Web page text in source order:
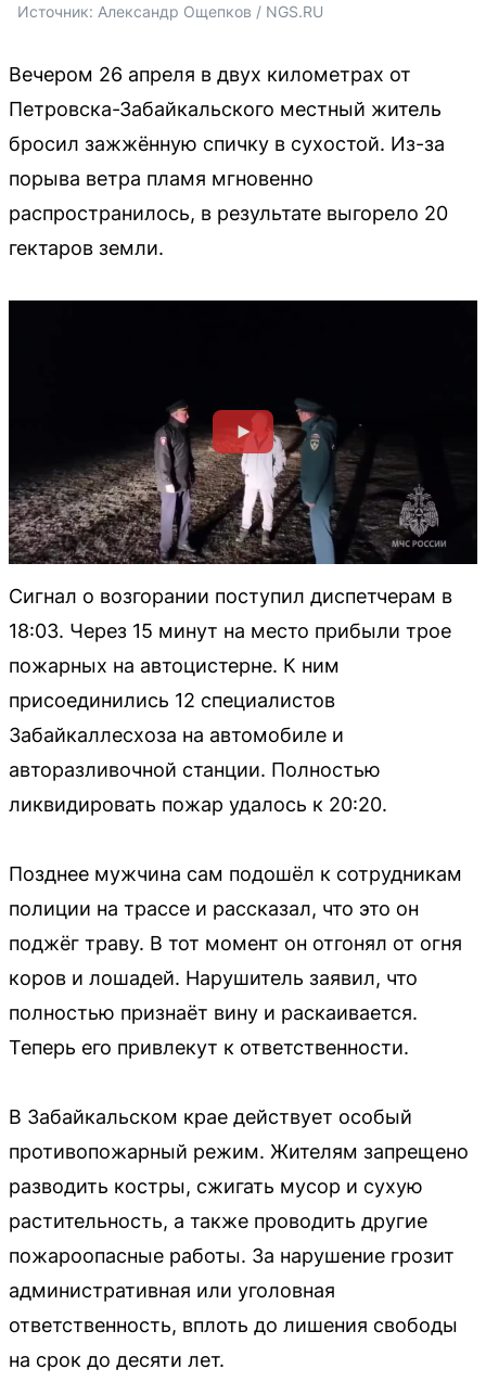
Источник: Александр Ощепков / NGS.RU
Вечером 26 апреля в двух километрах от
Петровска-Забайкальского местный житель
бросил зажжённую спичку в сухостой. Из-за
порыва ветра пламя мгновенно
распространилось, в результате выгорело 20
гектаров земли.
Сигнал о возгорании поступил диспетчерам в
18:03. Через 15 минут на место прибыли трое
пожарных на автоцистерне. К ним
присоединились 12 специалистов
Забайкаллесхоза на автомобиле и
авторазливочной станции. Полностью
ликвидировать пожар удалось к 20:20.
Позднее мужчина сам подошёл к сотрудникам
полиции на трассе и рассказал, что это он
поджёг траву. В тот момент он отгонял от огня
коров и лошадей. Нарушитель заявил, что
полностью признаёт вину и раскаивается.
Теперь его привлекут к ответственности.
В Забайкальском крае действует особый
противопожарный режим. Жителям запрещено
разводить костры, сжигать мусор и сухую
растительность, а также проводить другие
пожароопасные работы. За нарушение грозит
административная или уголовная
ответственность, вплоть до лишения свободы
на срок до десяти лет.